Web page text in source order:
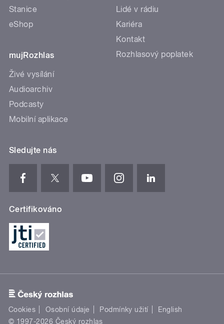
Stanice
eShop
mujRozhlas
Živé vysílání
Audioarchiv
Podcasty
Mobilní aplikace
Lidé v rádiu
Kariéra
Kontakt
Rozhlasový poplatek
Sledujte nás
Certifikováno
Cookies Osobní údaje Podmínky užití
English
© 1997-2026 Český rozhlas